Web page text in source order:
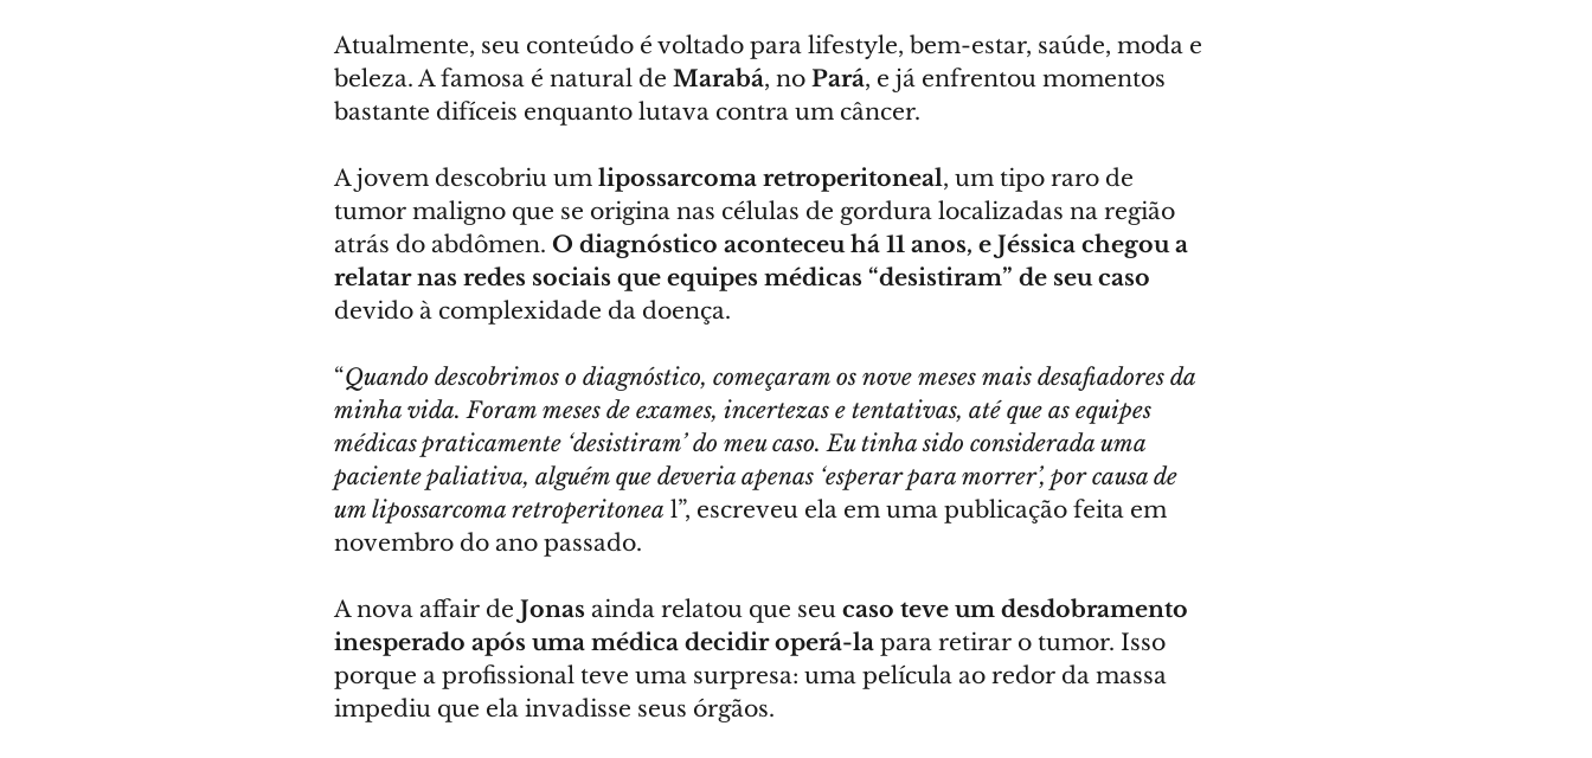
Atualmente, seu conteúdo é voltado para lifestyle, bem-estar, saúde, moda e
beleza. A famosa é natural de Marabá, no Pará, e já enfrentou momentos
bastante difíceis enquanto lutava contra um câncer.
A jovem descobriu um lipossarcoma retroperitoneal, um tipo raro de
tumor maligno que se origina nas células de gordura localizadas na região
atrás do abdômen. O diagnóstico aconteceu há 11 anos, e Jéssica chegou a
relatar nas redes sociais que equipes médicas “desistiram” de seu caso
devido à complexidade da doença.
“Quando descobrimos o diagnóstico, começaram os nove meses mais desafiadores da
minha vida. Foram meses de exames, incertezas e tentativas, até que as equipes
médicas praticamente ‘desistiram’ do meu caso. Eu tinha sido considerada uma
paciente paliativa, alguém que deveria apenas ‘esperar para morrer’, por causa de
um lipossarcoma retroperitonea l”, escreveu ela em uma publicação feita em
novembro do ano passado.
A nova affair de Jonas ainda relatou que seu caso teve um desdobramento
inesperado após uma médica decidir operá-la para retirar o tumor. Isso
porque a profissional teve uma surpresa: uma película ao redor da massa
impediu que ela invadisse seus órgãos.